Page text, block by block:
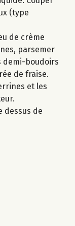
(type
de crème
parsemer
demi-boudoirs
de fraise.
et les
dessus de